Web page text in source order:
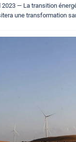
2023 — La transition
une transformation